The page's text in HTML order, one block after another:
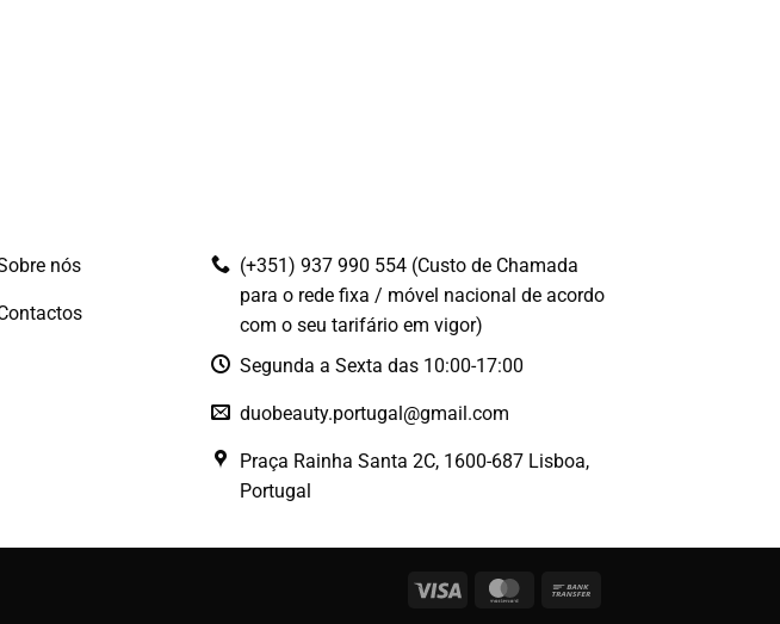
nós
(+351) 937 990 554 (Custo de Chamada
para o rede fixa / móvel nacional de acordo
com o seu tarifário em vigor)
Segunda a Sexta das 10:00-17:00
duobeauty.portugal@gmail.com
Praça Rainha Santa 2C, 1600-687 Lisboa,
Portugal
Visa MasterCard